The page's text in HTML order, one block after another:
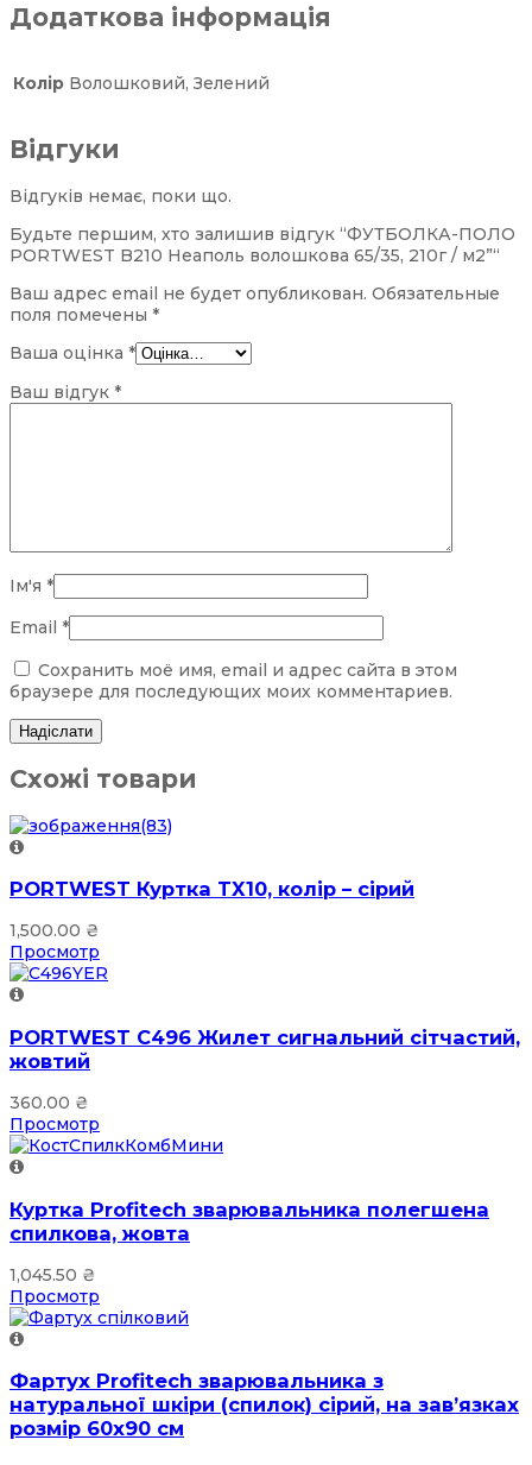
Додаткова інформація
Колір Волошковий, Зелений
Відгуки
Відгуків немає, поки що.
Будьте першим, хто залишив відгук “ФУТБОЛКА-ПОЛО
PORTWEST B210 Неаполь волошкова 65/35, 210г / м2”“
Ваш адрес email не будет опубликован. Обязательные
поля помечены *
Ваша оцінка *
Ваш відгук *
Ім'я *
Email *
Сохранить моё имя, email и адрес сайта в этом
браузере для последующих моих комментариев.
Схожі товари
PORTWEST Куртка TX10, колір – сірий
1,500.00 ₴
Просмотр
PORTWEST C496 Жилет сигнальний сітчастий,
жовтий
360.00 ₴
Просмотр
Куртка Profitech зварювальника полегшена
спилкова, жовта
1,045.50 ₴
Просмотр
Фартух Profitech зварювальника з
натуральної шкіри (спилок) сірий, на зав’язках
розмір 60х90 см